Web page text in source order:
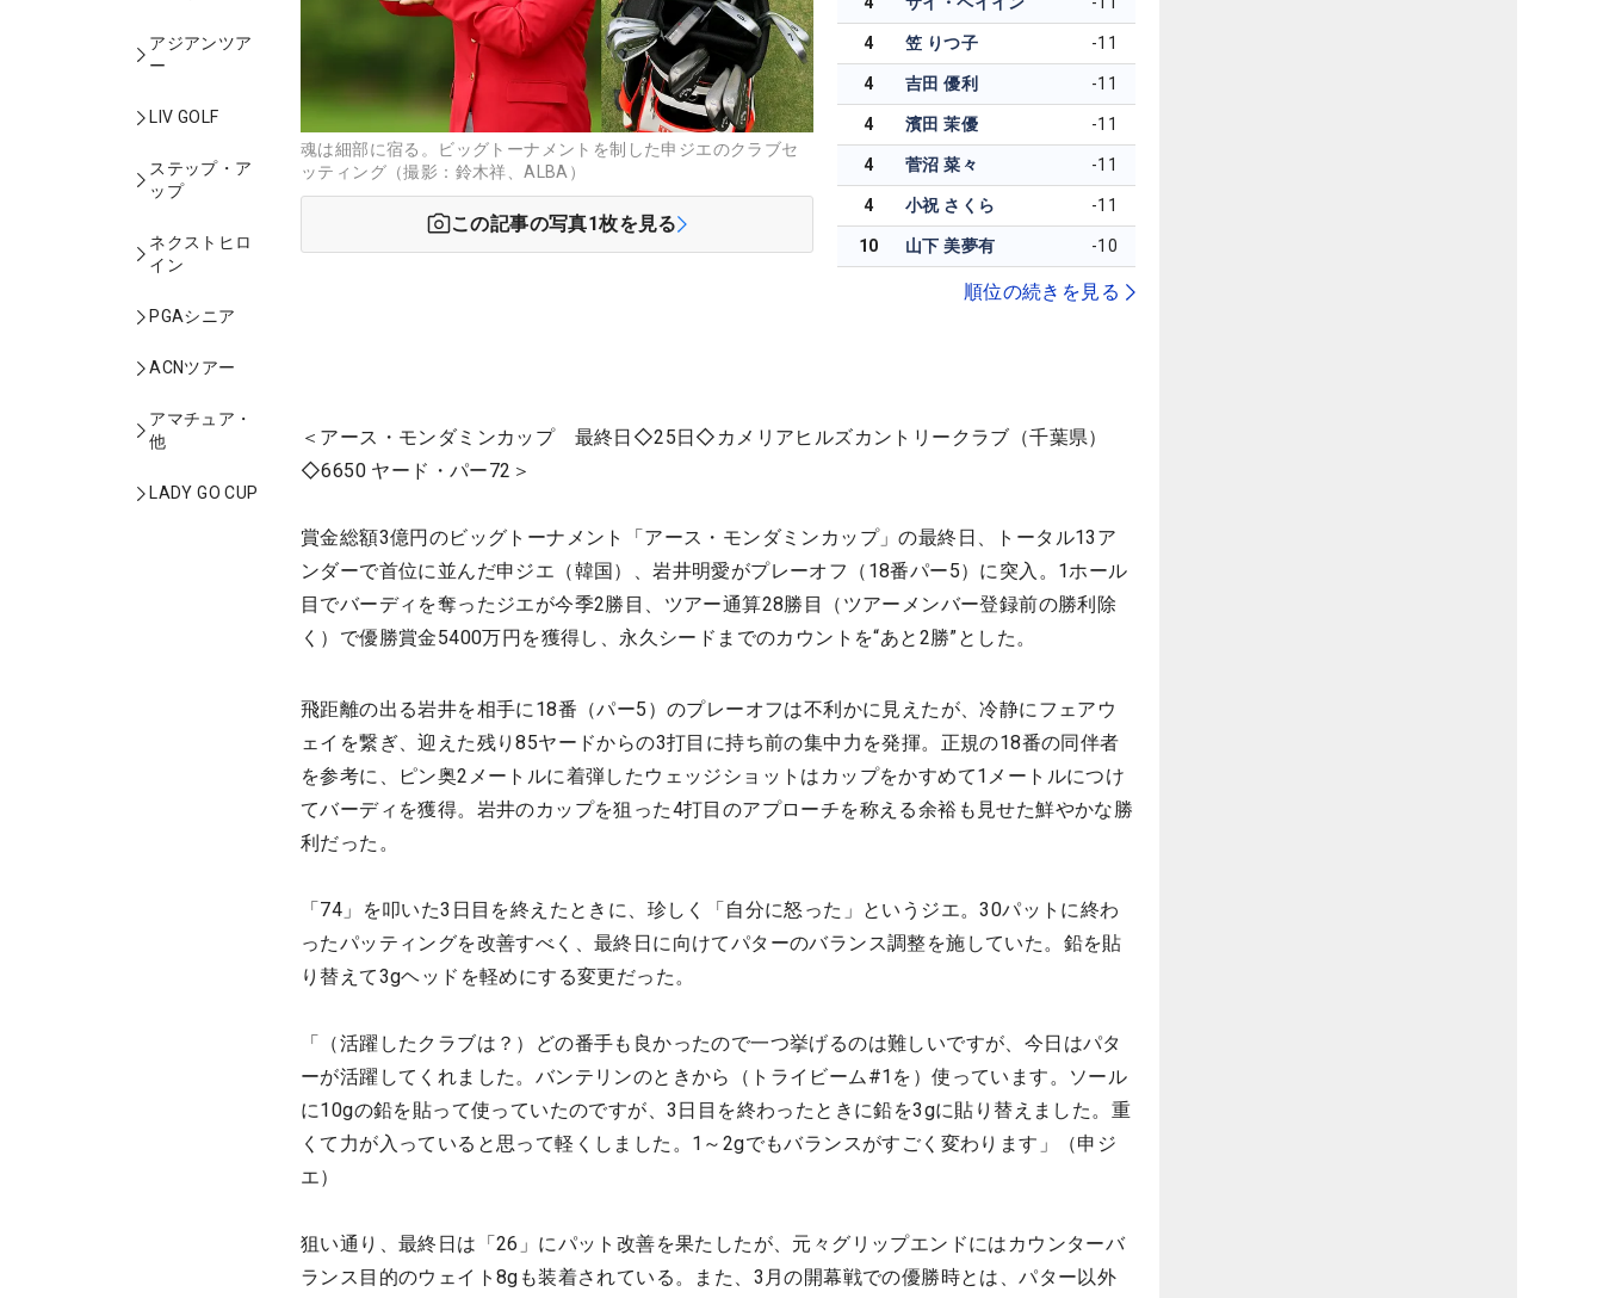
アジアンツア
ー
LIV GOLF
ステップ・ア
ップ
ネクストヒロ
イン
PGAシニア
ACNツアー
アマチュア・
他
LADY GO CUP
魂は細部に宿る。ビッグトーナメントを制した申ジエのクラブセ
ッティング（撮影：鈴木祥、ALBA）
この記事の写真1枚を見る
4 笠 りつ子 -11
4 吉田 優利 -11
4 濱田 茉優 -11
4 菅沼 菜々 -11
4 小祝 さくら -11
10 山下 美夢有 -10
順位の続きを見る
＜アース・モンダミンカップ 最終日◇25日◇カメリアヒルズカントリークラブ（千葉県）
◇6650 ヤード・パー72＞
賞金総額3億円のビッグトーナメント「アース・モンダミンカップ」の最終日、トータル13ア
ンダーで首位に並んだ申ジエ（韓国）、岩井明愛がプレーオフ（18番パー5）に突入。1ホール
目でバーディを奪ったジエが今季2勝目、ツアー通算28勝目（ツアーメンバー登録前の勝利除
く）で優勝賞金5400万円を獲得し、永久シードまでのカウントを“あと2勝”とした。
飛距離の出る岩井を相手に18番（パー5）のプレーオフは不利かに見えたが、冷静にフェアウ
ェイを繋ぎ、迎えた残り85ヤードからの3打目に持ち前の集中力を発揮。正規の18番の同伴者
を参考に、ピン奥2メートルに着弾したウェッジショットはカップをかすめて1メートルにつけ
てバーディを獲得。岩井のカップを狙った4打目のアプローチを称える余裕も見せた鮮やかな勝
利だった。
「74」を叩いた3日目を終えたときに、珍しく「自分に怒った」というジエ。30パットに終わ
ったパッティングを改善すべく、最終日に向けてパターのバランス調整を施していた。鉛を貼
り替えて3gヘッドを軽めにする変更だった。
「（活躍したクラブは？）どの番手も良かったので一つ挙げるのは難しいですが、今日はパタ
ーが活躍してくれました。バンテリンのときから（トライビーム#1を）使っています。ソール
に10gの鉛を貼って使っていたのですが、3日目を終わったときに鉛を3gに貼り替えました。重
くて力が入っていると思って軽くしました。1～2gでもバランスがすごく変わります」（申ジ
エ）
狙い通り、最終日は「26」にパット改善を果たしたが、元々グリップエンドにはカウンターバ
ランス目的のウェイト8gも装着されている。また、3月の開幕戦での優勝時とは、パター以外